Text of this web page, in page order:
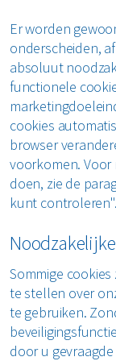
Onze diensten
Interne
Circulaire diensten
CSRD
Circulair+
Hout
Matrassen
Papier en
PMD
Puin
Vertrouwelijk
Alle soorten afval
Alle circulaire
Er worden
onderscheiden,
absoluut
functionele
cookies
browser
voorkomen.
doen, zie de
kunt controleren".
Sommige
te stellen over
te gebruiken.
door u